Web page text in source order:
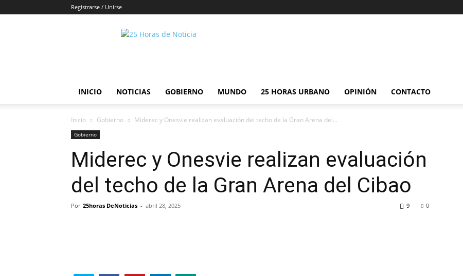
Registrarse / Unirse
25horasdenoticias
INICIO NOTICIAS GOBIERNO MUNDO 25 HORAS URBANO OPINIÓN CONTACTO
Inicio Gobierno Miderec y Onesvie realizan evaluación del techo de la Gran Arena del...
Gobierno
Miderec y Onesvie realizan evaluación
del techo de la Gran Arena del Cibao
Por 25horas DeNoticias - abril 28, 2025 0
9